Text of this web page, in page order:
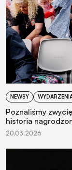
NEWSY
Poznaliśmy
historia
20.03.2026